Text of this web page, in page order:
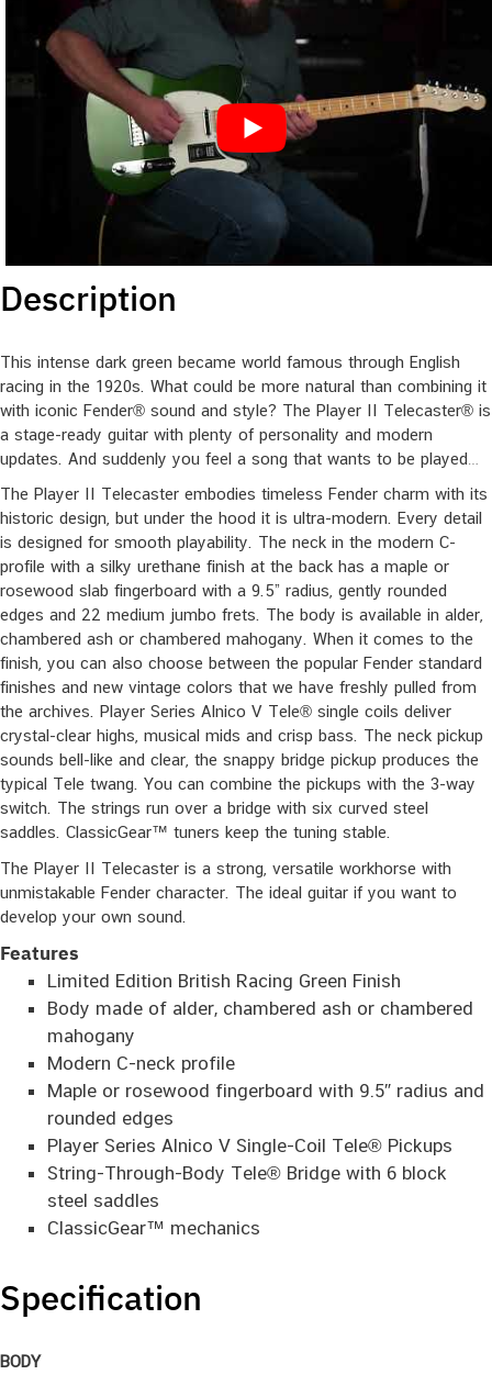
Description
This intense dark green became world famous through English
racing in the 1920s. What could be more natural than combining it
with iconic Fender® sound and style? The Player II Telecaster® is
a stage-ready guitar with plenty of personality and modern
updates. And suddenly you feel a song that wants to be played…
The Player II Telecaster embodies timeless Fender charm with its
historic design, but under the hood it is ultra-modern. Every detail
is designed for smooth playability. The neck in the modern C-
profile with a silky urethane finish at the back has a maple or
rosewood slab fingerboard with a 9.5” radius, gently rounded
edges and 22 medium jumbo frets. The body is available in alder,
chambered ash or chambered mahogany. When it comes to the
finish, you can also choose between the popular Fender standard
finishes and new vintage colors that we have freshly pulled from
the archives. Player Series Alnico V Tele® single coils deliver
crystal-clear highs, musical mids and crisp bass. The neck pickup
sounds bell-like and clear, the snappy bridge pickup produces the
typical Tele twang. You can combine the pickups with the 3-way
switch. The strings run over a bridge with six curved steel
saddles. ClassicGear™ tuners keep the tuning stable.
The Player II Telecaster is a strong, versatile workhorse with
unmistakable Fender character. The ideal guitar if you want to
develop your own sound.
Features
Limited Edition British Racing Green Finish
Body made of alder, chambered ash or chambered
mahogany
Modern C-neck profile
Maple or rosewood fingerboard with 9.5″ radius and
rounded edges
Player Series Alnico V Single-Coil Tele® Pickups
String-Through-Body Tele® Bridge with 6 block
steel saddles
ClassicGear™ mechanics
Specification
BODY